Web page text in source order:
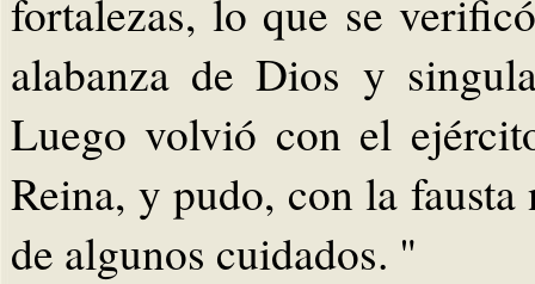
fortalezas, lo que se
alabanza de Dios y
Luego volvió con el
Reina, y pudo, con la
de algunos cuidados. "